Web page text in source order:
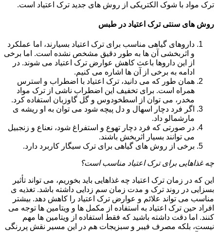
ترک مواد با شوک الکتریکی از روش های جدید ترک اعتیاد است.
روش های سنتی ترک اعتیاد در طبس
داروهای گیاهی مناسب برای ترک اعتیاد بسیارند، اما عملکرد
و اثربخشی آن ها به طور دقیق مشخص نشده است. اما برخی
از این داروها باعث کاهش عوارض ترک اعتیاد می شوند. در
ادامه به برخی از آن ها اشاره می کنیم.
همان طور که می دانید، ترک اعتیاد با اضطراب و استرس
همراه است. برای تخفیف این اضطراب ناشی از ترک مواد
مخدر، می توان از اسطخودوس و گل گاوزبان استفاده کرد.
اگر فرد دچار اسهال و دل پیچه شود می توان به او ریشه ی
مارشمالو داد.
در صورتی که فرد دچار تهوع و استفراغ شود، نعناع و زنجبیل
می توانند بسیار اثربخش باشند.
برخی از روش های گیاهی برای ترک سیگار کاربرد دارد.
چه غذاهایی برای ترک اعتیاد مناسب است؟
این که در زمان ترک اعتیاد چه غذاهایی باید بخوریم، می تواند تأثیر
بسزایی در روند ترک و مدت زمان سم زدایی داشته باشد. تغذیه ی
مناسب می تواند علائم و عوارض ترک اعتیاد را کاهش دهد. بیشتر
افراد حین ترک اعتیاد به استفاده از مکمل ها و ویتامین ها توجه می
کنند. اما دقت داشته باشید که فقط استفاده از ویتامین ها مهم
نیست، بلکه مصرف فیبر و سبزیجات هم در این مسیر نقش پررنگی